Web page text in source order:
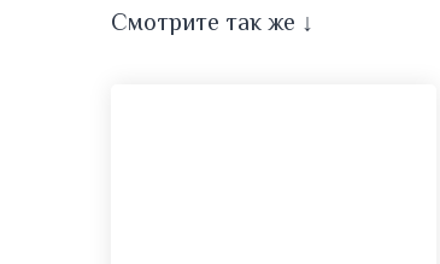
Смотрите так же ↓